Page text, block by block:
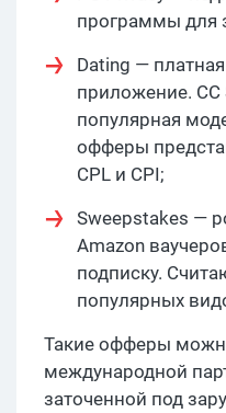
программы для
Dating —
приложение.
популярная
офферы
CPL и CPI;
Sweepstakes —
Amazon
подписку.
популярных
Такие офферы
международной
заточенной под